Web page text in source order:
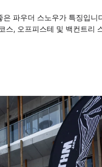
파우더 스노우가 특징입니
, 오프피스테 및 백컨트리